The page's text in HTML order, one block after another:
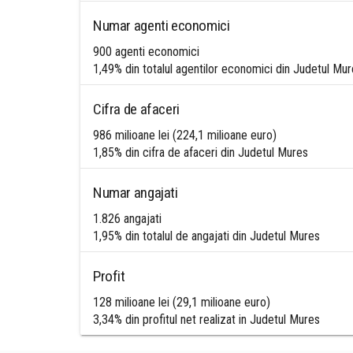
Numar agenti economici
900 agenti economici
1,49% din totalul agentilor economici din Judetul
Cifra de afaceri
986 milioane lei (224,1 milioane euro)
1,85% din cifra de afaceri din Judetul Mures
Numar angajati
1.826 angajati
1,95% din totalul de angajati din Judetul Mures
Profit
128 milioane lei (29,1 milioane euro)
3,34% din profitul net realizat in Judetul Mures